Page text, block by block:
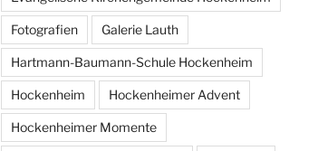
Fotografien Galerie Lauth
Hartmann-Baumann-Schule Hockenheim
Hockenheim Hockenheimer Advent
Hockenheimer Momente